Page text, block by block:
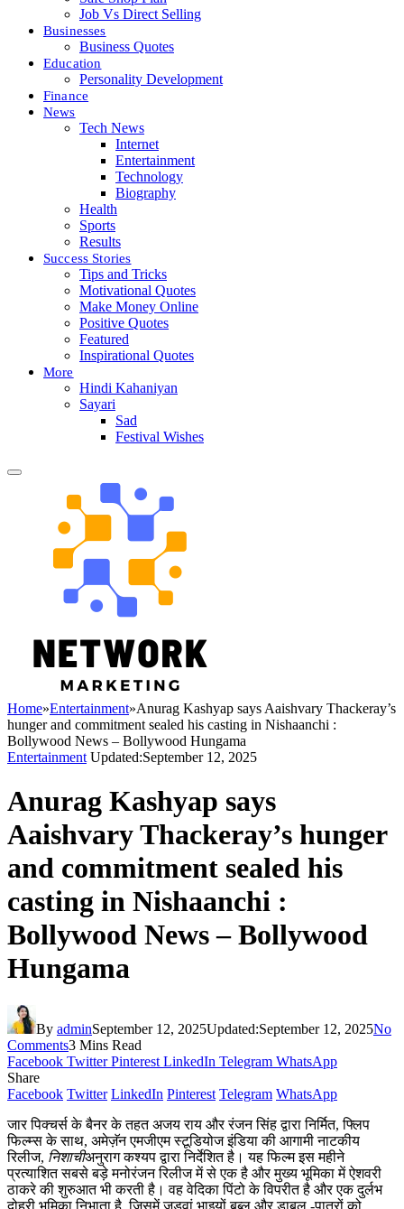
Job Vs Direct Selling
Businesses
Business Quotes
Education
Personality Development
Finance
News
Tech News
Internet
Entertainment
Technology
Biography
Health
Sports
Results
Success Stories
Tips and Tricks
Motivational Quotes
Make Money Online
Positive Quotes
Featured
Inspirational Quotes
More
Hindi Kahaniyan
Sayari
Sad
Festival Wishes
Home»Entertainment»Anurag Kashyap says Aaishvary Thackeray’s
hunger and commitment sealed his casting in Nishaanchi :
Bollywood News – Bollywood Hungama
Entertainment Updated:September 12, 2025
Anurag Kashyap says
Aaishvary Thackeray’s hunger
and commitment sealed his
casting in Nishaanchi :
Bollywood News – Bollywood
Hungama
By adminSeptember 12, 2025Updated:September 12, 2025No
Comments3 Mins Read
Facebook Twitter Pinterest LinkedIn Telegram WhatsApp
Share
Facebook Twitter LinkedIn Pinterest Telegram WhatsApp
जार पिक्चर्स के बैनर के तहत अजय राय और रंजन सिंह द्वारा निर्मित, फ्लिप
फिल्म्स के साथ, अमेज़ॅन एमजीएम स्टूडियोज इंडिया की आगामी नाटकीय
रिलीज, निशाचीअनुराग कश्यप द्वारा निर्देशित है। यह फिल्म इस महीने
प्रत्याशित सबसे बड़े मनोरंजन रिलीज में से एक है और मुख्य भूमिका में ऐशवरी
ठाकरे की शुरुआत भी करती है। वह वेदिका पिंटो के विपरीत है और एक दुर्लभ
दोहरी भूमिका निभाता है, जिसमें जुड़वां भाइयों बब्लू और डाबलू -पात्रों को